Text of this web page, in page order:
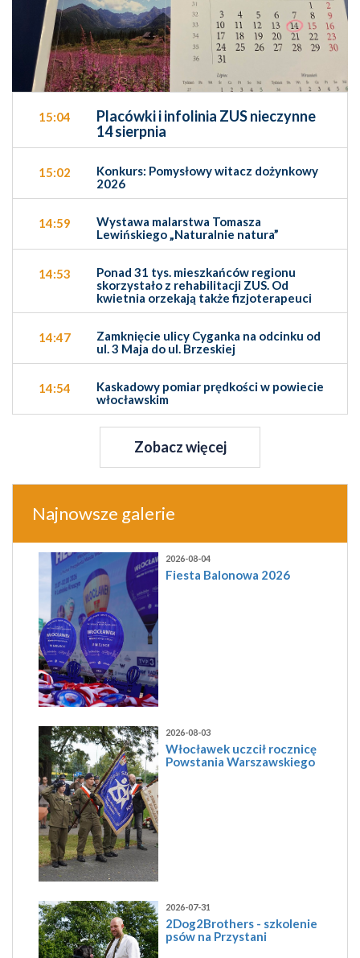
15:04
Placówki i infolinia ZUS nieczynne
14 sierpnia
15:02
Konkurs: Pomysłowy witacz dożynkowy
2026
14:59
Wystawa malarstwa Tomasza
Lewińskiego „Naturalnie natura”
14:53
Ponad 31 tys. mieszkańców regionu
skorzystało z rehabilitacji ZUS. Od
kwietnia orzekają także fizjoterapeuci
14:47
Zamknięcie ulicy Cyganka na odcinku od
ul. 3 Maja do ul. Brzeskiej
14:54
Kaskadowy pomiar prędkości w powiecie
włocławskim
Zobacz więcej
Najnowsze galerie
2026-08-04
Fiesta Balonowa 2026
2026-08-03
Włocławek uczcił rocznicę
Powstania Warszawskiego
2026-07-31
2Dog2Brothers - szkolenie
psów na Przystani